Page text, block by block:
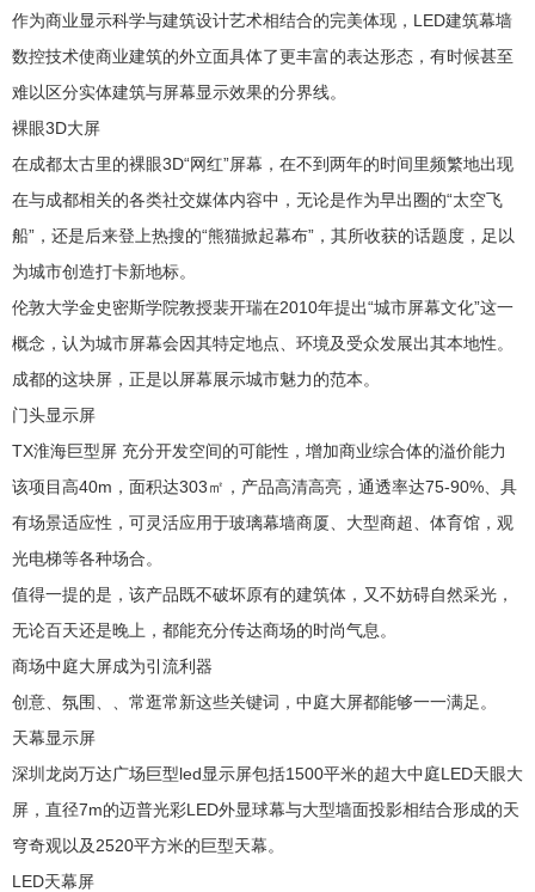
作为商业显示科学与建筑设计艺术相结合的完美体现，LED建筑幕墙
数控技术使商业建筑的外立面具体了更丰富的表达形态，有时候甚至
难以区分实体建筑与屏幕显示效果的分界线。
裸眼3D大屏
在成都太古里的裸眼3D“网红”屏幕，在不到两年的时间里频繁地出现
在与成都相关的各类社交媒体内容中，无论是作为早出圈的“太空飞
船”，还是后来登上热搜的“熊猫掀起幕布”，其所收获的话题度，足以
为城市创造打卡新地标。
伦敦大学金史密斯学院教授裴开瑞在2010年提出“城市屏幕文化”这一
概念，认为城市屏幕会因其特定地点、环境及受众发展出其本地性。
成都的这块屏，正是以屏幕展示城市魅力的范本。
门头显示屏
TX淮海巨型屏 充分开发空间的可能性，增加商业综合体的溢价能力
该项目高40m，面积达303㎡，产品高清高亮，通透率达75-90%、具
有场景适应性，可灵活应用于玻璃幕墙商厦、大型商超、体育馆，观
光电梯等各种场合。
值得一提的是，该产品既不破坏原有的建筑体，又不妨碍自然采光，
无论百天还是晚上，都能充分传达商场的时尚气息。
商场中庭大屏成为引流利器
创意、氛围、、常逛常新这些关键词，中庭大屏都能够一一满足。
天幕显示屏
深圳龙岗万达广场巨型led显示屏包括1500平米的超大中庭LED天眼大
屏，直径7m的迈普光彩LED外显球幕与大型墙面投影相结合形成的天
穹奇观以及2520平方米的巨型天幕。
LED天幕屏